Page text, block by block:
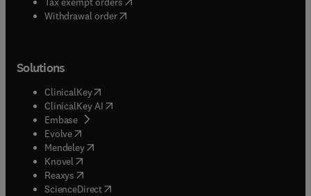
Withdrawal order
Solutions
ClinicalKey(opens in new tab/window
ClinicalKey AI opens in new tab/window
Embase( opens in new tab/window
Evolve(opens in new tab/window
Mendeley( opens in new tab/window
Knovel (opens in new tab/window
Reaxys (opens in new tab/window
ScienceDirect(opens in new tab/window